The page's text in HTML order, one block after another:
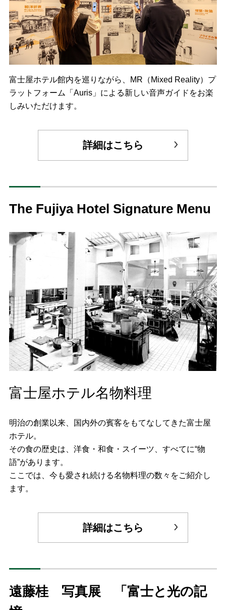
富士屋ホテル館内を巡りながら、MR（Mixed Reality）プ
ラットフォーム「Auris」による新しい音声ガイドをお楽
しみいただけます。
詳細はこちら
The Fujiya Hotel Signature Menu
富士屋ホテル名物料理
明治の創業以来、国内外の賓客をもてなしてきた富士屋
ホテル。
その食の歴史は、洋食・和食・スイーツ、すべてに“物
語”があります。
ここでは、今も愛され続ける名物料理の数々をご紹介し
ます。
詳細はこちら
遠藤桂 写真展 「富士と光の記